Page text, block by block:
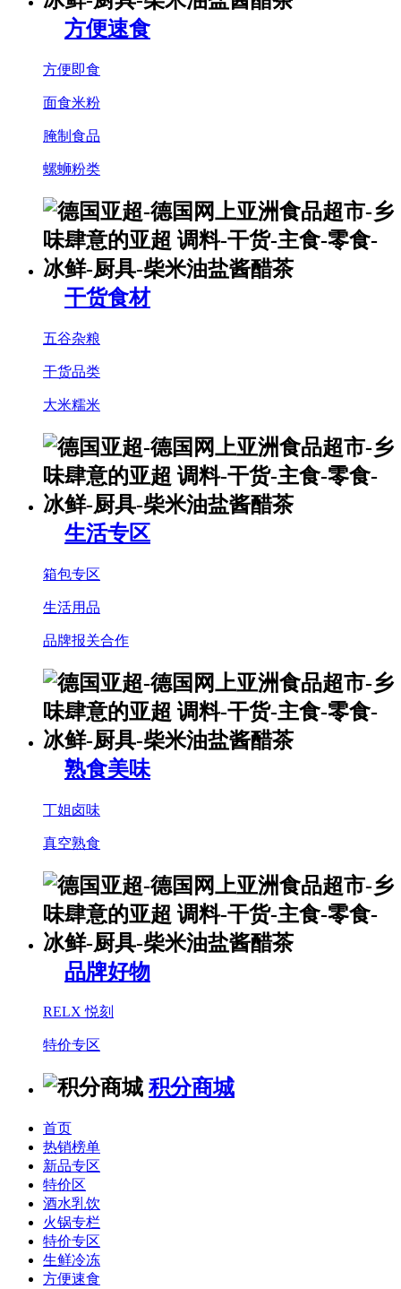
方便速食
方便即食
面食米粉
腌制食品
螺蛳粉类
干货食材
五谷杂粮
干货品类
大米糯米
生活专区
箱包专区
生活用品
品牌报关合作
熟食美味
丁姐卤味
真空熟食
品牌好物
RELX 悦刻
特价专区
积分商城
首页
热销榜单
新品专区
特价区
酒水乳饮
火锅专栏
特价专区
生鲜冷冻
方便速食